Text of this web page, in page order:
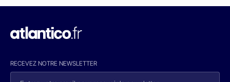
RECEVEZ NOTRE NEWSLETTER